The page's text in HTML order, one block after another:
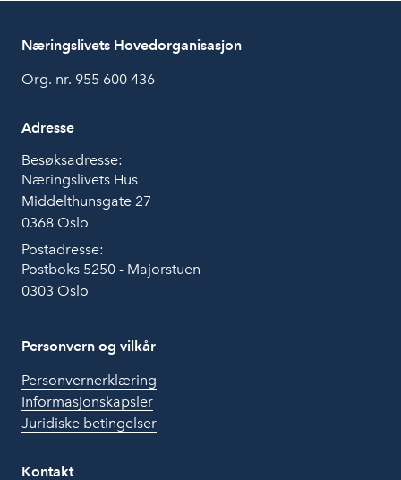
Næringslivets Hovedorganisasjon
Org. nr. 955 600 436
Adresse
Besøksadresse:
Næringslivets Hus
Middelthunsgate 27
0368 Oslo
Postadresse:
Postboks 5250 - Majorstuen
0303 Oslo
Personvern og vilkår
Personvernerklæring
Informasjonskapsler
Juridiske betingelser
Kontakt